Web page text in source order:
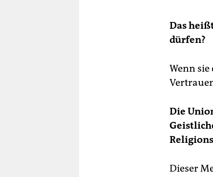
Das
dürfen?
Wenn
Die
Dieser